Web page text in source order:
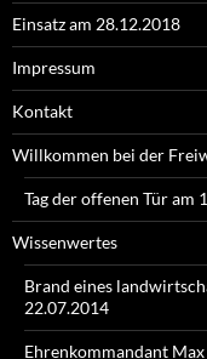
Einsatz am 28.12.2018
Impressum
Kontakt
Willkommen bei der
Tag der offenen Tür am
Wissenwertes
Brand eines
22.07.2014
Ehrenkommandant